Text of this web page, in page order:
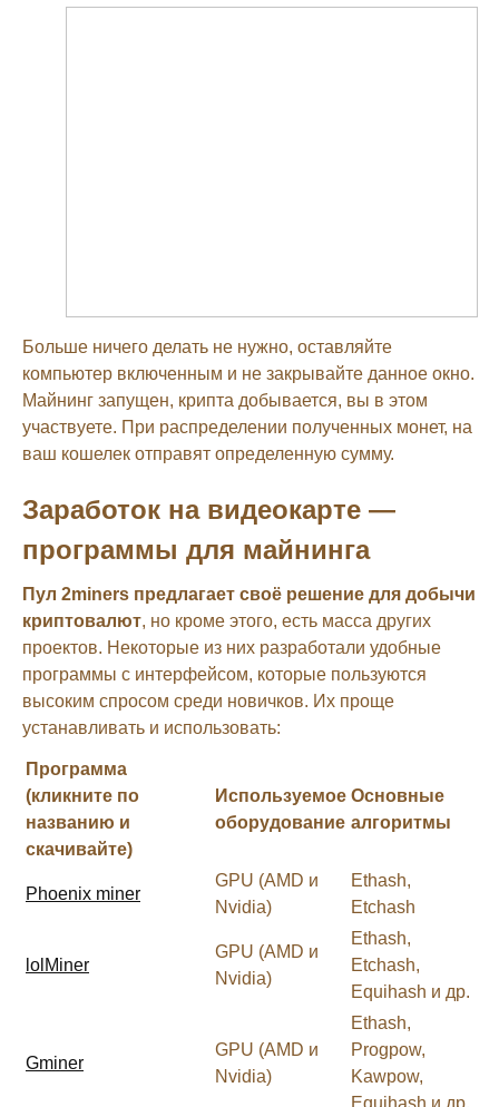
Больше ничего делать не нужно, оставляйте
компьютер включенным и не закрывайте данное окно.
Майнинг запущен, крипта добывается, вы в этом
участвуете. При распределении полученных монет, на
ваш кошелек отправят определенную сумму.
Заработок на видеокарте —
программы для майнинга
Пул 2miners предлагает своё решение для добычи
криптовалют, но кроме этого, есть масса других
проектов. Некоторые из них разработали удобные
программы с интерфейсом, которые пользуются
высоким спросом среди новичков. Их проще
устанавливать и использовать:
Программа
(кликните по
названию и
скачивайте)
Используемое
оборудование
Основные
алгоритмы
Phoenix miner
GPU (AMD и
Nvidia)
Ethash,
Etchash
lolMiner
GPU (AMD и
Nvidia)
Ethash,
Etchash,
Equihash и др.
Gminer
GPU (AMD и
Nvidia)
Ethash,
Progpow,
Kawpow,
Equihash и др.